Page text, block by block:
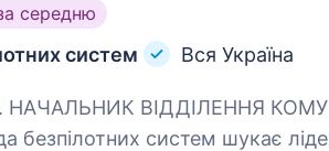
середню
систем Вся Україна
систем шукає лідера, який